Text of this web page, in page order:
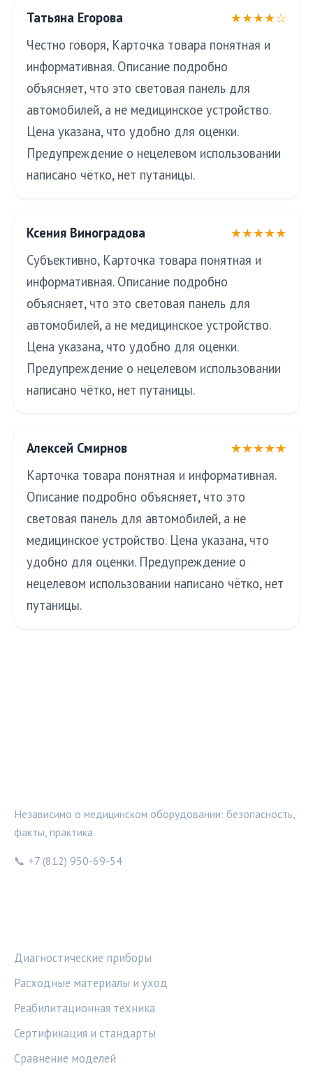
Татьяна Егорова
★★★★☆
Честно говоря, Карточка товара понятная и
информативная. Описание подробно
объясняет, что это световая панель для
автомобилей, а не медицинское устройство.
Цена указана, что удобно для оценки.
Предупреждение о нецелевом использовании
написано чётко, нет путаницы.
Ксения Виноградова
★★★★★
Субъективно, Карточка товара понятная и
информативная. Описание подробно
объясняет, что это световая панель для
автомобилей, а не медицинское устройство.
Цена указана, что удобно для оценки.
Предупреждение о нецелевом использовании
написано чётко, нет путаницы.
Алексей Смирнов
★★★★★
Карточка товара понятная и информативная.
Описание подробно объясняет, что это
световая панель для автомобилей, а не
медицинское устройство. Цена указана, что
удобно для оценки. Предупреждение о
нецелевом использовании написано чётко, нет
путаницы.
Независимо о медицинском оборудовании: безопасность,
факты, практика
📞 +7 (812) 950-69-54
Диагностические приборы
Расходные материалы и уход
Реабилитационная техника
Сертификация и стандарты
Сравнение моделей